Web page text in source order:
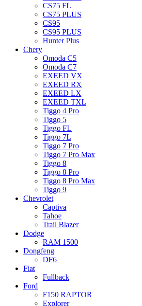
CS75 FL
CS75 PLUS
CS95
CS95 PLUS
Hunter Plus
Chery
Omoda C5
Omoda C7
EXEED VX
EXEED RX
EXEED LX
EXEED TXL
Tiggo 4 Pro
Tiggo 5
Tiggo FL
Tiggo 7L
Tiggo 7 Pro
Tiggo 7 Pro Max
Tiggo 8
Tiggo 8 Pro
Tiggo 8 Pro Max
Tiggo 9
Chevrolet
Captiva
Tahoe
Trail Blazer
Dodge
RAM 1500
Dongfeng
DF6
Fiat
Fullback
Ford
F150 RAPTOR
Explorer